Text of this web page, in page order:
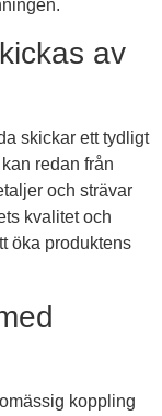
av
skickar ett tydligt
redan från
och strävar
kvalitet och
öka produktens
koppling